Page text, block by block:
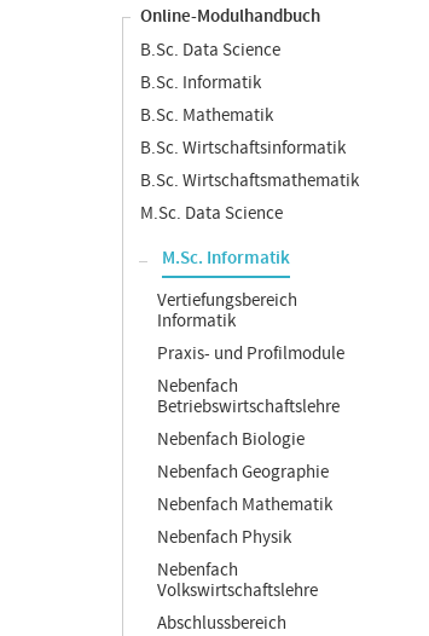
Online-Modulhandbuch
B.Sc. Data Science
B.Sc. Informatik
B.Sc. Mathematik
B.Sc. Wirtschaftsinformatik
B.Sc. Wirtschaftsmathematik
M.Sc. Data Science
M.Sc. Informatik
Vertiefungsbereich
Informatik
Praxis- und Profilmodule
Nebenfach
Betriebswirtschaftslehre
Nebenfach Biologie
Nebenfach Geographie
Nebenfach Mathematik
Nebenfach Physik
Nebenfach
Volkswirtschaftslehre
Abschlussbereich